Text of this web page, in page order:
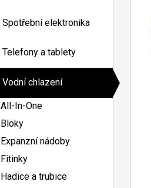
Spotřební elektronika
Telefony a tablety
Vodní chlazení
All-In-One
Bloky
Expanzní nádoby
Fitinky
Hadice a trubice